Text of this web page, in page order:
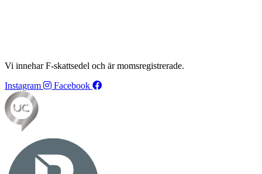
Vi innehar F-skattsedel och är momsregistrerade.
Instagram
Facebook